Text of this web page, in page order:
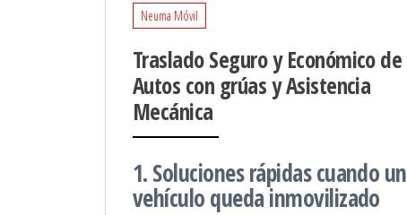
Neuma Móvil
Traslado Seguro y Económico de
Autos con grúas y Asistencia
Mecánica
1. Soluciones rápidas cuando un
vehículo queda inmovilizado